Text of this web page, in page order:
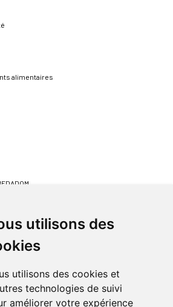
utilisons des
utilisons des cookies et
technologies de suivi
améliorer votre expérience
alimentaires